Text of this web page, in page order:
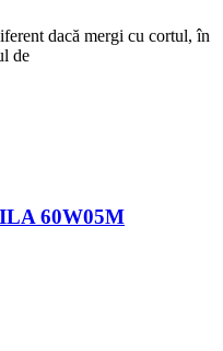
dacă mergi cu cortul, în
de
60W05M